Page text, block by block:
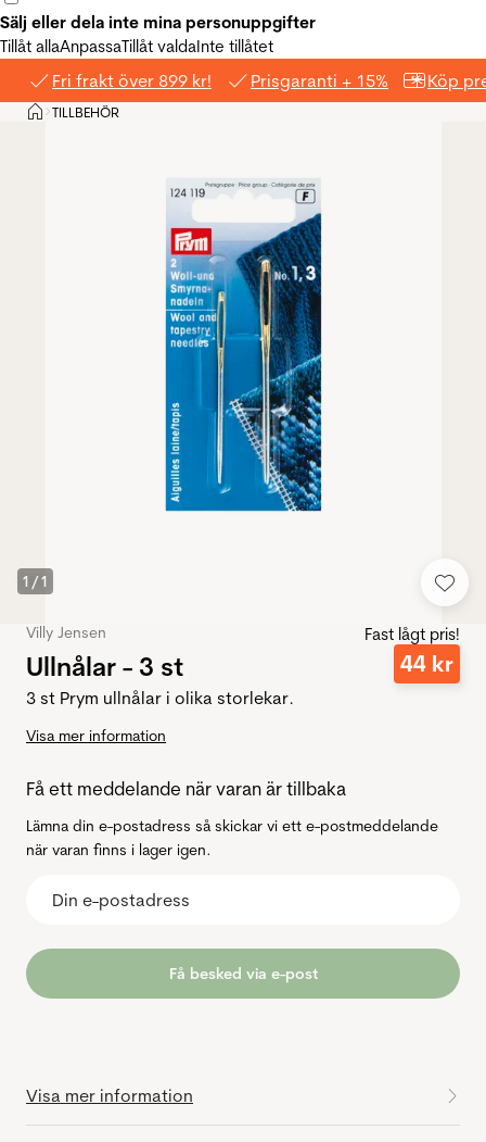
Sälj eller dela inte mina personuppgifter
Tillåt allaAnpassaTillåt valdaInte tillåtet
Fri frakt över 899 kr! Prisgaranti + 15% Köp
Hem
>TILLBEHÖR
1 /1
Villy Jensen
Ullnålar - 3 st
Fast lågt pris!
44 kr
3 st Prym ullnålar i olika storlekar.
Visa mer information
Få ett meddelande när varan är tillbaka
Lämna din e-postadress så skickar vi ett e-postmeddelande
när varan finns i lager igen.
Få besked via e-post
Visa mer information